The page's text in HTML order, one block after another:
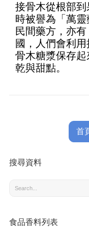
接骨木從根部
時被譽為「萬
民間藥方，亦
國，人們會利
骨木糖漿保存
乾與甜點。
首
搜尋資料
食品香料列表